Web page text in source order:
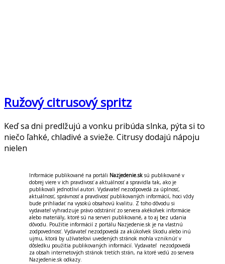
Ružový citrusový spritz
Keď sa dni predlžujú a vonku pribúda slnka, pýta si to
niečo ľahké, chladivé a svieže. Citrusy dodajú nápoju
nielen
Informácie publikované na portáli Nazjedenie.sk sú publikované v
dobrej viere v ich pravdivosť a aktuálnosť a spravidla tak, ako je
publikovali jednotliví autori. Vydavateľ nezodpovedá za úplnosť,
aktuálnosť, správnosť a pravdivosť publikovaných informácií, hoci vždy
bude prihliadať na vysokú obsahovú kvalitu. Z toho dôvodu si
vydavateľ vyhradzuje právo odstrániť zo servera akékoľvek informácie
alebo materiály, ktoré sú na serveri publikované, a to aj bez udania
dôvodu. Použitie informácií z portálu Nazjedenie.sk je na vlastnú
zodpovednosť. Vydavateľ nezodpovedá za akúkoľvek škodu alebo inú
ujmu, ktorá by užívateľovi uvedených stránok mohla vzniknúť v
dôsledku použitia publikovaných informácií. Vydavateľ nezodpovedá
za obsah internetových stránok tretích strán, na ktoré vedú zo servera
Nazjedenie.sk odkazy.